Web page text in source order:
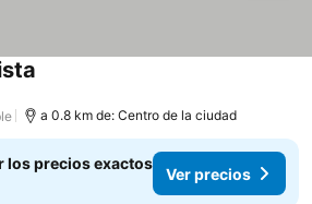
a 0.8 km de: Centro de la ciudad
los precios exactos
Ver precios